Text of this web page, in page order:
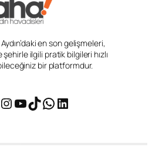
en son gelişmeleri,
ilgili pratik bilgileri hızlı
bir platformdur.
Instagram
YouTube
TikTok
WhatsApp
LinkedIn